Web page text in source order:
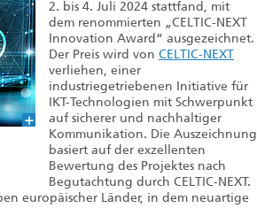
2. bis 4. Juli 2024 stattfand, mit
dem renommierten „CELTIC-NEXT
Innovation Award“ ausgezeichnet.
Der Preis wird von CELTIC-NEXT
verliehen, einer
industriegetriebenen Initiative für
IKT-Technologien mit Schwerpunkt
auf sicherer und nachhaltiger
Kommunikation. Die Auszeichnung
basiert auf der exzellenten
Bewertung des Projektes nach
Begutachtung durch CELTIC-NEXT.
europäischer Länder, in dem neuartige